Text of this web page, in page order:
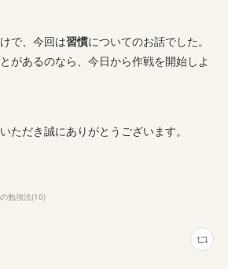
で、今回は習慣についてのお話でした。
があるのなら、今日から作戦を開始しよ
ただき誠にありがとうございます。
勉強法(10)